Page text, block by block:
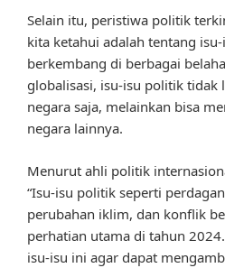
Selain itu, peristiwa politik
kita ketahui adalah tentang
berkembang di berbagai
globalisasi, isu-isu politik tidak
negara saja, melainkan bisa
negara lainnya.
Menurut ahli politik
“Isu-isu politik seperti
perubahan iklim, dan konflik
perhatian utama di tahun
isu-isu ini agar dapat